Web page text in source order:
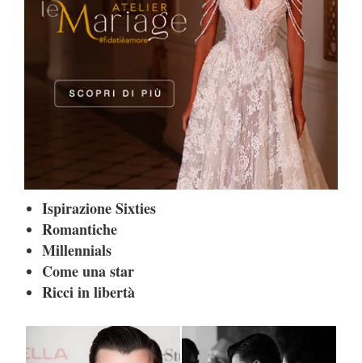
Ispirazione Sixties
Romantiche
Millennials
Come una star
Ricci in libertà